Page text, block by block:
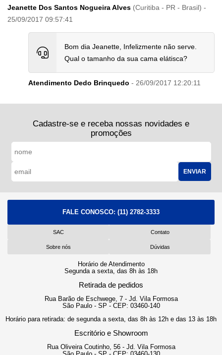
Jeanette Dos Santos Nogueira Alves (Curitiba - PR - Brasil) -
25/09/2017 09:57:41
Bom dia Jeanette, Infelizmente não serve.
Qual o tamanho da sua cama elátisca?
Atendimento Dedo Brinquedo - 26/09/2017 12:20:11
Cadastre-se e receba nossas novidades e
promoções
ENVIAR
FALE CONOSCO: (11) 2782-3333
SAC Contato
Sobre nós Dúvidas
Horário de Atendimento
Segunda a sexta, das 8h às 18h
Retirada de pedidos
Rua Barão de Eschwege, 7 - Jd. Vila Formosa
São Paulo - SP - CEP: 03460-140
Horário para retirada: de segunda a sexta, das 8h às 12h e das 13 às 18h
Escritório e Showroom
Rua Oliveira Coutinho, 56 - Jd. Vila Formosa